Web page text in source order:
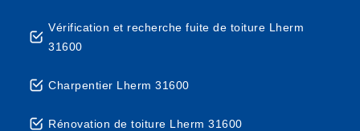
Vérification et recherche fuite de toiture Lherm
31600
Charpentier Lherm 31600
Rénovation de toiture Lherm 31600